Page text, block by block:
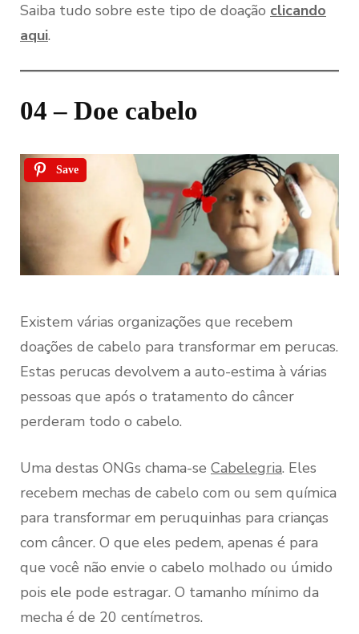
Saiba tudo sobre este tipo de doação clicando
aqui.
04 – Doe cabelo
Save
Existem várias organizações que recebem
doações de cabelo para transformar em perucas.
Estas perucas devolvem a auto-estima à várias
pessoas que após o tratamento do câncer
perderam todo o cabelo.
Uma destas ONGs chama-se Cabelegria. Eles
recebem mechas de cabelo com ou sem química
para transformar em peruquinhas para crianças
com câncer. O que eles pedem, apenas é para
que você não envie o cabelo molhado ou úmido
pois ele pode estragar. O tamanho mínimo da
mecha é de 20 centímetros.